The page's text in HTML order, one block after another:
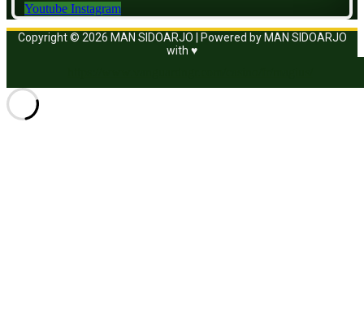
Youtube Instagram
Copyright © 2026 MAN SIDOARJO | Powered by MAN SIDOARJO
with ♥